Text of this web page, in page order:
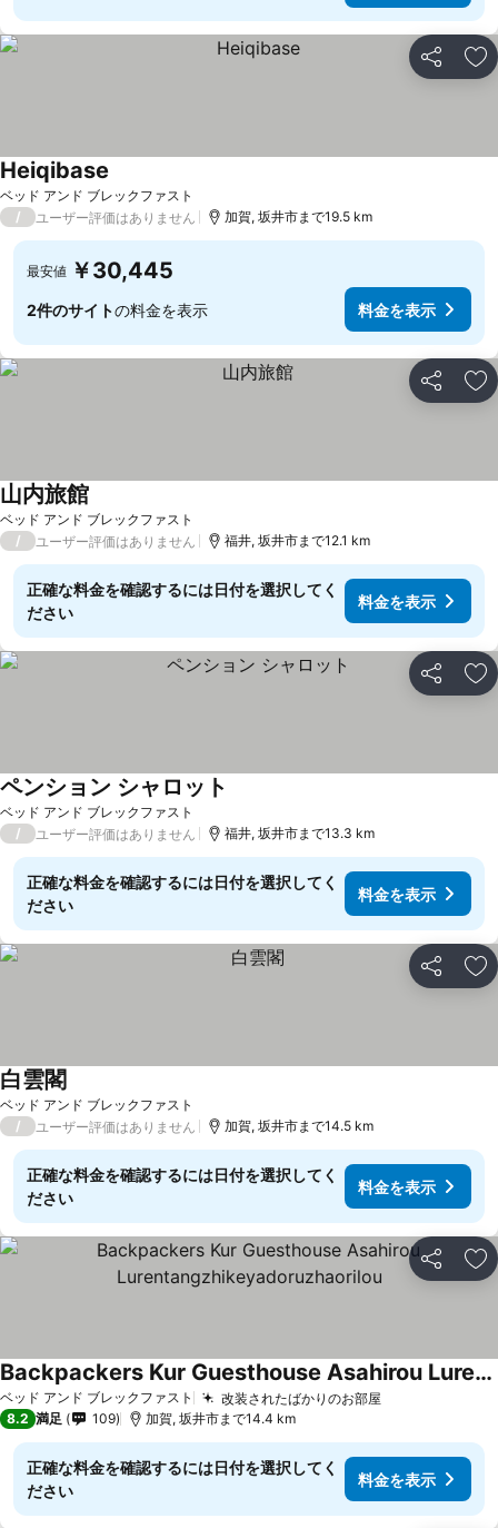
シェア お
ベッド アンド ブレックファスト
Heiqibase
/ ユーザー評価はありません 加賀, 坂井市まで19.5 km
最安値 ￥30,445
2件のサイトの料金を表示 料金を表示
シェア お
ベッド アンド ブレックファスト
山内旅館
/ ユーザー評価はありません 福井, 坂井市まで12.1 km
正確な料金を確認するには日付を選択してく
ださい
料金を表示
シェア お
ベッド アンド ブレックファスト
ペンション シャロット
/ ユーザー評価はありません 福井, 坂井市まで13.3 km
正確な料金を確認するには日付を選択してく
ださい
料金を表示
シェア お
ベッド アンド ブレックファスト
白雲閣
/ ユーザー評価はありません 加賀, 坂井市まで14.5 km
正確な料金を確認するには日付を選択してく
ださい
料金を表示
シェア お
ベッド アンド ブレックファスト 改装されたばかりのお部屋
Backpackers Kur Guesthouse Asahirou Lurentangzhikeyadoruzhaorilou
8.2 満足 109 加賀, 坂井市まで14.4 km
正確な料金を確認するには日付を選択してく
ださい
料金を表示